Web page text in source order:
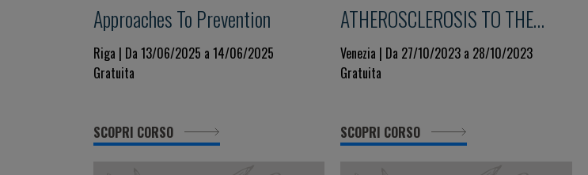
Approaches To Prevention
Riga | Da 13/06/2025 a 14/06/2025
Gratuita
SCOPRI CORSO
ATHEROSCLEROSIS TO THE
MANAGEMENT OF CORONARY
ARTERY DISEASES
Venezia | Da 27/10/2023 a 28/10/2023
Gratuita
SCOPRI CORSO